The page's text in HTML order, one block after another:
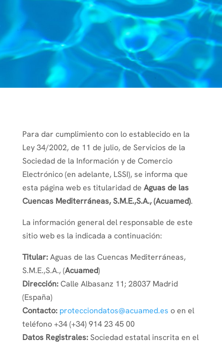
Para dar cumplimiento con lo establecido en la
Ley 34/2002, de 11 de julio, de Servicios de la
Sociedad de la Información y de Comercio
Electrónico (en adelante, LSSI), se informa que
esta página web es titularidad de Aguas de las
Cuencas Mediterráneas, S.M.E.,S.A., (Acuamed).
La información general del responsable de este
sitio web es la indicada a continuación:
Titular: Aguas de las Cuencas Mediterráneas,
S.M.E.,S.A., (Acuamed)
Dirección: Calle Albasanz 11; 28037 Madrid
(España)
Contacto: protecciondatos@acuamed.es o en el
teléfono +34 (+34) 914 23 45 00
Datos Registrales: Sociedad estatal inscrita en el